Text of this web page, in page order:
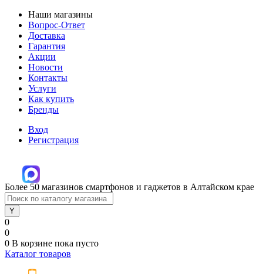
Наши магазины
Вопрос-Ответ
Доставка
Гарантия
Акции
Новости
Контакты
Услуги
Как купить
Бренды
Вход
Регистрация
Более 50 магазинов смартфонов и гаджетов в Алтайском крае
0
0
0 В корзине пока пусто
Каталог товаров